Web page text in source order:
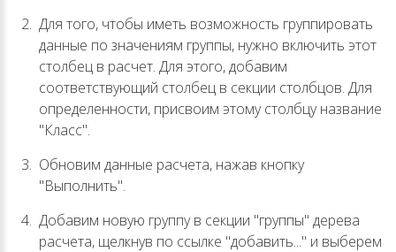
Для того, чтобы иметь возможность группировать
данные по значениям группы, нужно включить этот
столбец в расчет. Для этого, добавим
соответствующий столбец в секции столбцов. Для
определенности, присвоим этому столбцу название
"Класс".
Обновим данные расчета, нажав кнопку
"Выполнить".
Добавим новую группу в секции "группы" дерева
расчета, щелкнув по ссылке "добавить..." и выберем